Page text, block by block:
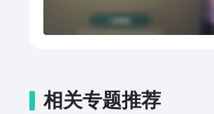
相关专题推荐